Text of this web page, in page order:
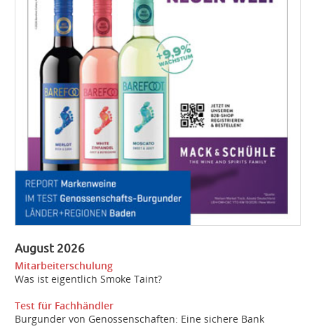
August 2026
Mitarbeiterschulung
Was ist eigentlich Smoke Taint?
Test für Fachhändler
Burgunder von Genossenschaften: Eine sichere Bank